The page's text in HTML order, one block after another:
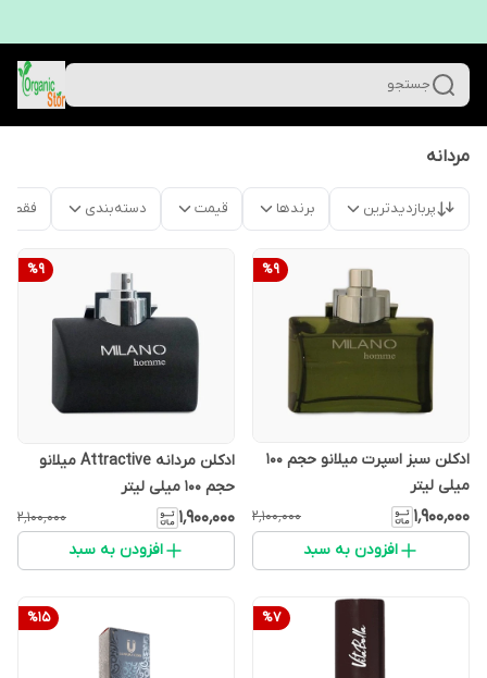
جستجو
مردانه
پربازدیدترین برندها قیمت دسته‌بندی فقط
%9
ادکلن سبز اسپرت میلانو حجم 100
میلی لیتر
۱٬۹۰۰٬۰۰۰ ۲٬۱۰۰٬۰۰۰
افزودن به سبد
%9
ادکلن مردانه Attractive میلانو
حجم 100 میلی لیتر
۱٬۹۰۰٬۰۰۰ ۲٬۱۰۰٬۰۰۰
افزودن به سبد
%7
%15